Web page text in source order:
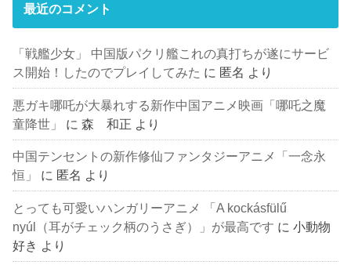
最近のコメント
「戦艦少女」 中国版パクリ艦これの真打ちが遂にサービ
ス開始！したのでプレイしてみた に 匿名 より
悪ガキ哪吒が大暴れする新作中国アニメ映画「哪吒之魔
童降世」
に森 和正 より
中国テンセントの新作修仙ファンタジーアニメ「一念永
恒」
に 匿名 より
とっても可愛いハンガリーアニメ 「A kockásfülű
nyúl（耳がチェック柄のうさぎ）」が最高です に小動物
好き
より